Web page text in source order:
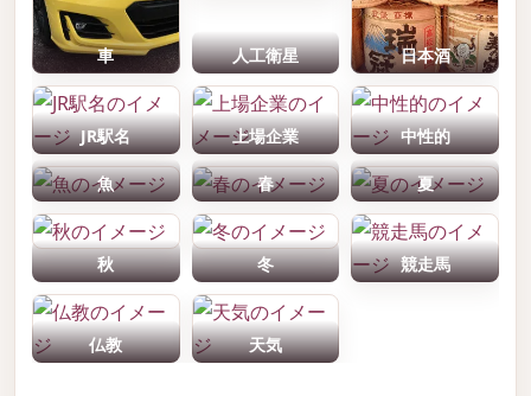
車 人工衛星 日本酒
JR駅名 上場企業 中性的
魚 春 夏
秋 冬 競走馬
仏教 天気